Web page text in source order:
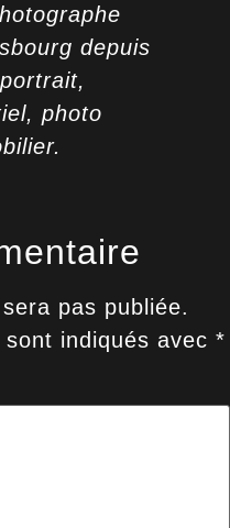
depuis
photo
pas publiée.
indiqués avec *